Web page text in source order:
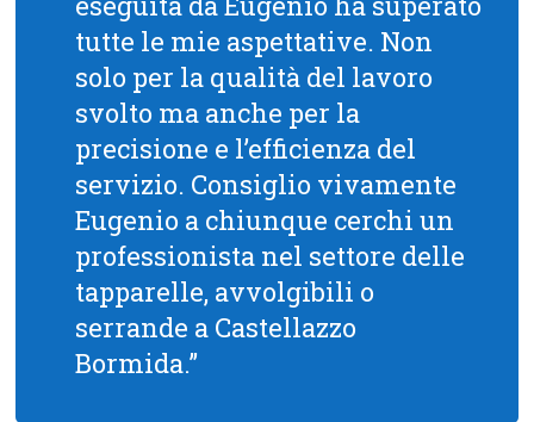
tutte le mie aspettative. Non
solo per la qualità del lavoro
svolto ma anche per la
precisione e l’efficienza del
servizio. Consiglio vivamente
Eugenio a chiunque cerchi un
professionista nel settore delle
tapparelle, avvolgibili o
serrande a Castellazzo
Bormida.”